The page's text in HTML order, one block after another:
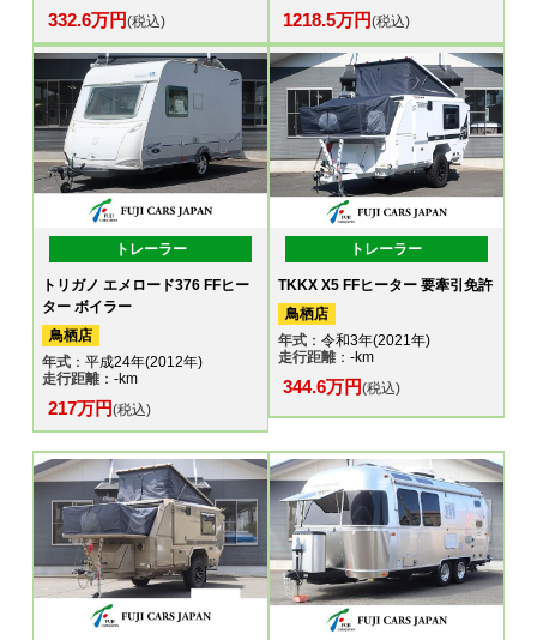
332.6万円(税込) 1218.5万円(税込)
トレーラー
トリガノ エメロード376 FFヒー
ター ボイラー
鳥栖店
年式 ：平成24年(2012年)
走行距離：-km
217万円(税込)
トレーラー
TKKX X5 FFヒーター 要牽引免許
鳥栖店
年式：令和3年(2021年)
走行距離：-km
344.6万円(税込)